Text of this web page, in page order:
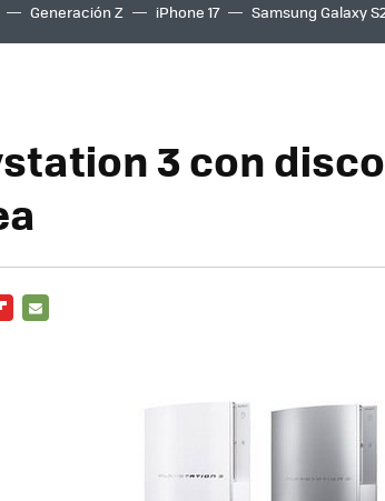
Generación Z iPhone 17 Samsung Galaxy
3 con disco